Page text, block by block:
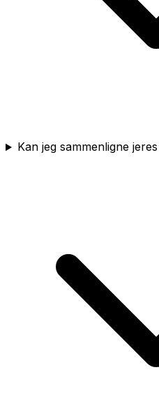
Kan jeg sammenligne